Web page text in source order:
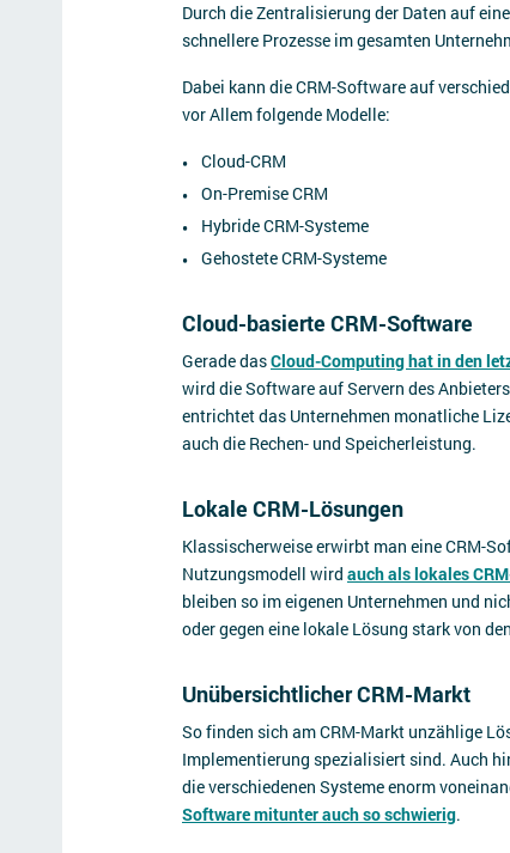
Durch die Zentralisierung der Daten auf
schnellere Prozesse im gesamten
Dabei kann die CRM-Software auf
vor Allem folgende Modelle:
Cloud-CRM
On-Premise CRM
Hybride CRM-Systeme
Gehostete CRM-Systeme
Cloud-basierte CRM-Software
Gerade dasCloud-Computing hat in den
wird die Software auf Servern des
entrichtet das Unternehmen monatliche
auch die Rechen- und Speicherleistung.
Lokale CRM-Lösungen
Klassischerweise erwirbt man eine CRM-
Nutzungsmodell wird auch als lokales
bleiben so im eigenen Unternehmen und
oder gegen eine lokale Lösung stark von
Unübersichtlicher CRM-Markt
So finden sich am CRM-Markt unzählige
Implementierung spezialisiert sind. Auch
die verschiedenen Systeme enorm
Software mitunter auch so schwierig.